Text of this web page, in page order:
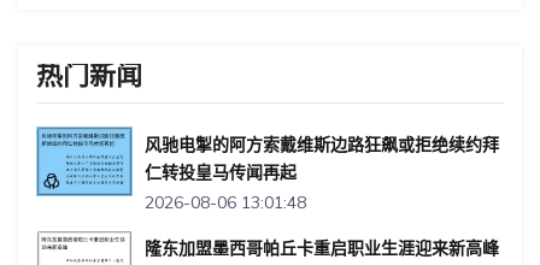
热门新闻
风驰电掣的阿方索戴维斯边路狂飙或拒绝续约拜
仁转投皇马传闻再起
2026-08-06 13:01:48
隆东加盟墨西哥帕丘卡重启职业生涯迎来新高峰